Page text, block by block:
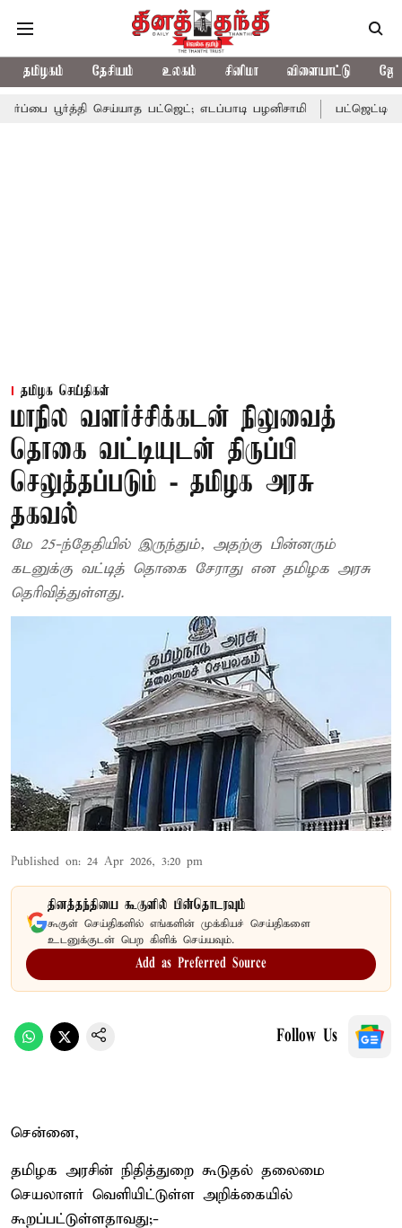
தமிழகம் தேசியம் உலகம் சினிமா விளையாட்டு
செய்யாத பட்ஜெட்; எடப்பாடி பழனிசாமி பட்ஜெட்டில் தவெக
தமிழக செய்திகள்
மாநில வளர்ச்சிக்கடன் நிலுவைத்
தொகை வட்டியுடன் திருப்பி
செலுத்தப்படும் - தமிழக அரசு
தகவல்
மே 25-ந்தேதியில் இருந்தும், அதற்கு பின்னரும்
கடனுக்கு வட்டித் தொகை சேராது என தமிழக அரசு
தெரிவித்துள்ளது.
Published on: 24 Apr 2026, 3:20 pm
தினத்தந்தியை கூகுளில் பின்தொடரவும்
கூகுள் செய்திகளில் எங்களின் முக்கியச் செய்திகளை
உடனுக்குடன் பெற கிளிக் செய்யவும்.
Add as Preferred Source
Follow Us
சென்னை,
தமிழக அரசின் நிதித்துறை கூடுதல் தலைமை
செயலாளர் வெளியிட்டுள்ள அறிக்கையில்
கூறப்பட்டுள்ளதாவது;-